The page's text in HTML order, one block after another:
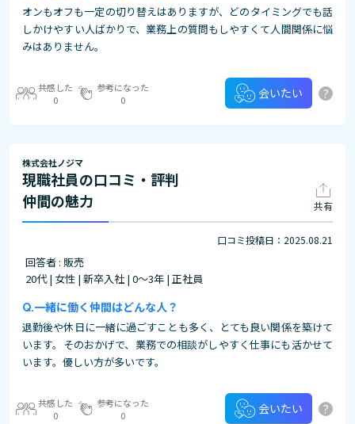
オンもオフも一定の切り替えはありますが、どのタイミングでも話
しかけやすい人ばかりで、業務上の質問もしやすくて人間関係に悩
みはありません。
共感した
0
参考になった
0
会いたい ?
株式会社ノジマ
現職社員の口コミ・評判
仲間の魅力
共有
口コミ投稿日：2025.08.21
回答者 : 販売
20代 | 女性 | 新卒入社 | 0～3年 | 正社員
一緒に働く仲間はどんな人？
退勤後や休日に一緒に過ごすことも多く、とても良い関係を築けて
います。そのおかげで、業務での相談がしやすく仕事にも活かせて
います。優しい方が多いです。
共感した
0
参考になった
0
会いたい ?